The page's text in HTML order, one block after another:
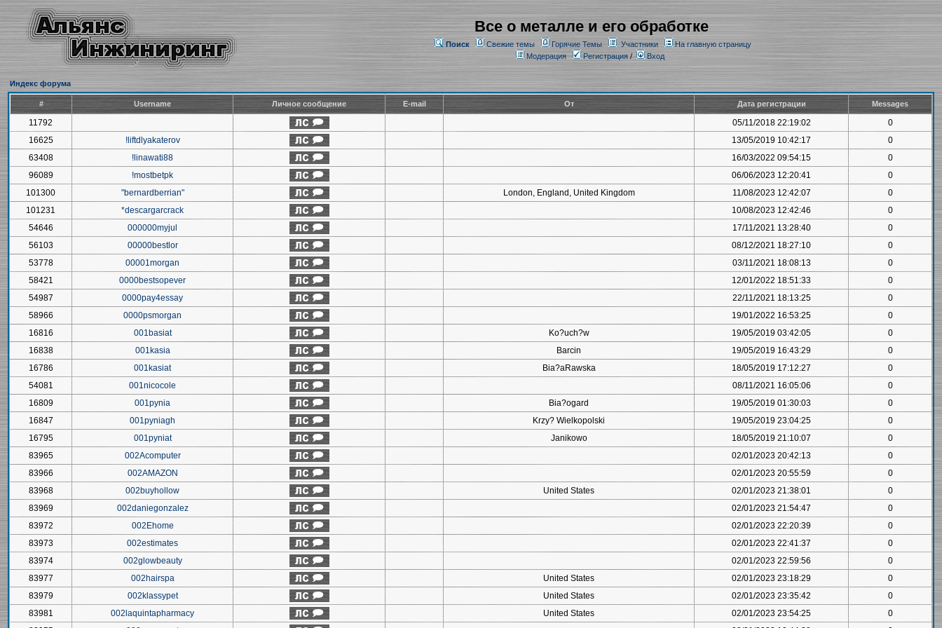
Все о металле и его обработке
Поиск Свежие темы Горячие Темы Участники
На главную страницу
Модерация
Регистрация/ Вход
Индекс форума
# Username Личное сообщение E-mail От Дата регистрации Messages
11792 05/11/2018 22:19:02
0
16625
!liftdlyakaterov 13/05/2019 10:42:17
0
63408
!linawati88 16/03/2022 09:54:15
0
96089
!mostbetpk 06/06/2023 12:20:41
0
101300
"bernardberrian" London, England, United Kingdom 11/08/2023 12:42:07
0
101231
*descargarcrack 10/08/2023 12:42:46
0
54646
000000myjul 17/11/2021 13:28:40
0
56103
00000bestlor 08/12/2021 18:27:10
0
53778
00001morgan 03/11/2021 18:08:13
0
58421
0000bestsopever 12/01/2022 18:51:33
0
54987
0000pay4essay 22/11/2021 18:13:25
0
58966
0000psmorgan 19/01/2022 16:53:25
0
16816
001basiat Ko?uch?w 19/05/2019 03:42:05
0
16838
001kasia Barcin 19/05/2019 16:43:29
0
16786
001kasiat Bia?aRawska 18/05/2019 17:12:27
0
54081
001nicocole 08/11/2021 16:05:06
0
16809
001pynia Bia?ogard 19/05/2019 01:30:03
0
16847
001pyniagh Krzy? Wielkopolski 19/05/2019 23:04:25
0
16795
001pyniat Janikowo 18/05/2019 21:10:07
0
83965
002Acomputer 02/01/2023 20:42:13
0
83966
002AMAZON 02/01/2023 20:55:59
0
83968
002buyhollow United States 02/01/2023 21:38:01
0
83969
002daniegonzalez 02/01/2023 21:54:47
0
83972
002Ehome 02/01/2023 22:20:39
0
83973
002estimates 02/01/2023 22:41:37
0
83974
002glowbeauty 02/01/2023 22:59:56
0
83977
002hairspa United States 02/01/2023 23:18:29
0
83979
002klassypet United States 02/01/2023 23:35:42
0
83981
002laquintapharmacy United States 02/01/2023 23:54:25
0